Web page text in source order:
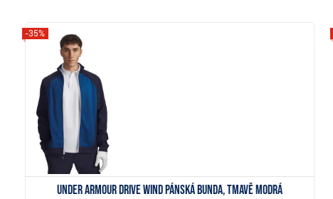
Under Armour Drive Wind pánská bunda, tmavě modrá
-35%